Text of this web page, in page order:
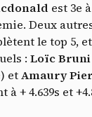
est 3e
Deux
le top 5,
: Loïc Bruni
etAmaury
+ 4.639s et